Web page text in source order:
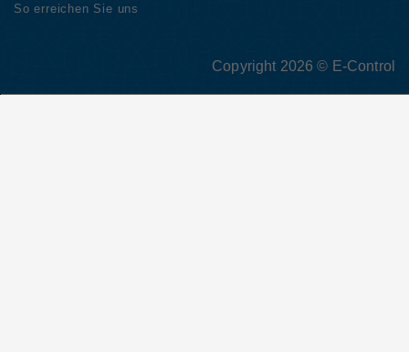
So erreichen Sie uns
Copyright 2026 © E-Control